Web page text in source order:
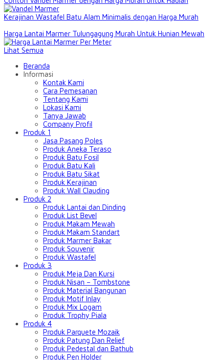
Kerajinan Wastafel Batu Alam Minimalis dengan Harga Murah
Harga Lantai Marmer Tulungagung Murah Untuk Hunian Mewah
Lihat Semua
Beranda
Informasi
Kontak Kami
Cara Pemesanan
Tentang Kami
Lokasi Kami
Tanya Jawab
Company Profil
Produk 1
Jasa Pasang Poles
Produk Aneka Teraso
Produk Batu Fosil
Produk Batu Kali
Produk Batu Sikat
Produk Kerajinan
Produk Wall Clauding
Produk 2
Produk Lantai dan Dinding
Produk List Bevel
Produk Makam Mewah
Produk Makam Standart
Produk Marmer Bakar
Produk Souvenir
Produk Wastafel
Produk 3
Produk Meja Dan Kursi
Produk Nisan – Tombstone
Produk Material Bangunan
Produk Motif Inlay
Produk Mix Logam
Produk Trophy Piala
Produk 4
Produk Parquete Mozaik
Produk Patung Dan Relief
Produk Pedestal dan Bathub
Produk Pen Holder